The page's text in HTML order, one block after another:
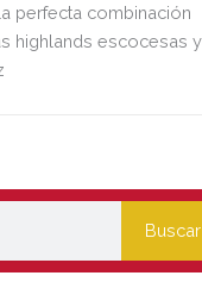
perfecta combinación
highlands escocesas y
Buscar